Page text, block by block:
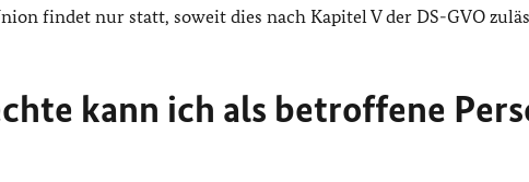
findet nur statt, soweit dies nach Kapitel V der DS-GVO
kann ich als betroffene